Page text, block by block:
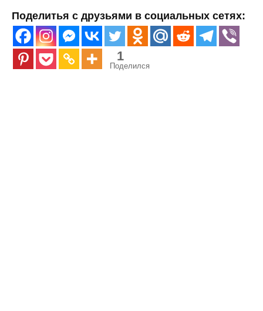
Поделитья с друзьями в социальных сетях:
1
Поделился